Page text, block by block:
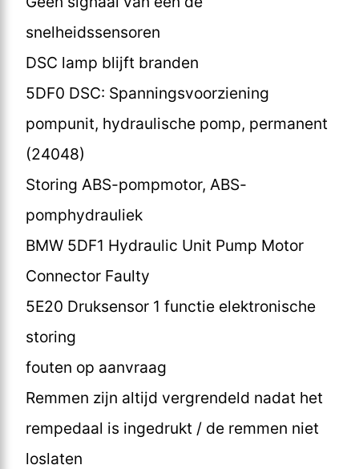
snelheidssensoren
DSC lamp blijft branden
5DF0 DSC: Spanningsvoorziening
pompunit, hydraulische pomp, permanent
(24048)
Storing ABS-pompmotor, ABS-
pomphydrauliek
BMW 5DF1 Hydraulic Unit Pump Motor
Connector Faulty
5E20 Druksensor 1 functie elektronische
storing
fouten op aanvraag
Remmen zijn altijd vergrendeld nadat het
rempedaal is ingedrukt / de remmen niet
loslaten